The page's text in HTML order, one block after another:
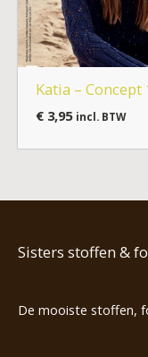
Katia – Concept
€3,95 incl. BTW
Sisters stoffen &
De mooiste stoffen,